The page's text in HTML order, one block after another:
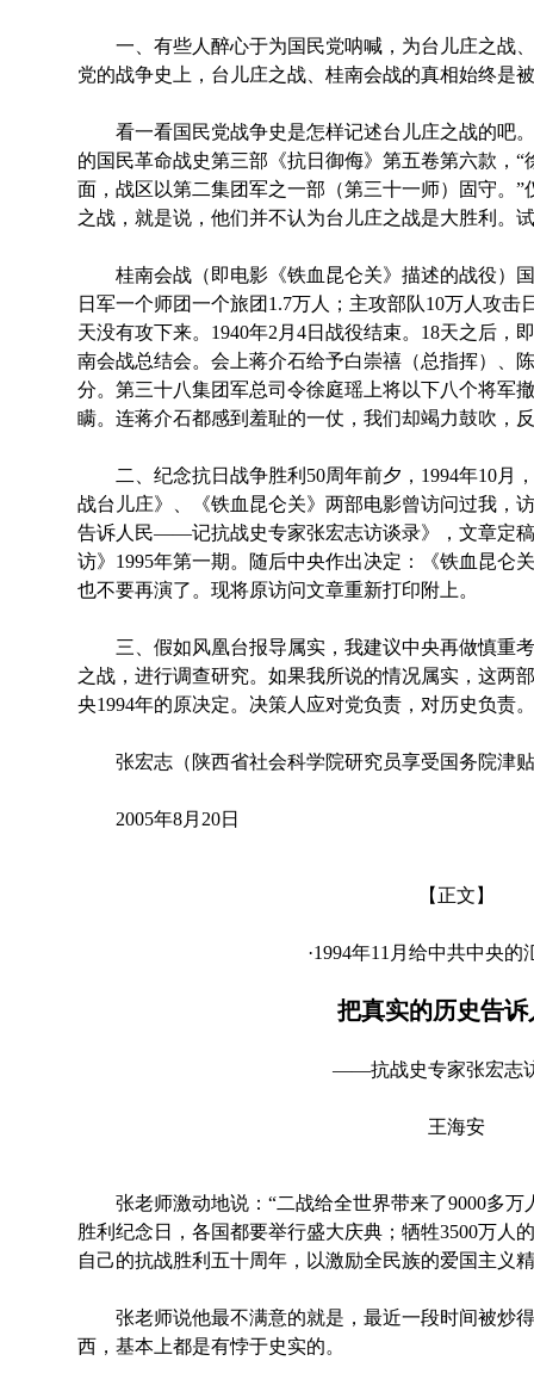
一、有些人醉心于为国民党呐喊，为台儿庄之战、
党的战争史上，台儿庄之战、桂南会战的真相始终是
看一看国民党战争史是怎样记述台儿庄之战的吧。
的国民革命战史第三部《抗日御侮》第五卷第六款，“
面，战区以第二集团军之一部（第三十一师）固守。
之战，就是说，他们并不认为台儿庄之战是大胜利。
桂南会战（即电影《铁血昆仑关》描述的战役）国
日军一个师团一个旅团1.7万人；主攻部队10万人攻击
天没有攻下来。1940年2月4日战役结束。18天之后，
南会战总结会。会上蒋介石给予白崇禧（总指挥）、
分。第三十八集团军总司令徐庭瑶上将以下八个将军
瞒。连蒋介石都感到羞耻的一仗，我们却竭力鼓吹，
二、纪念抗日战争胜利50周年前夕，1994年10月
战台儿庄》、《铁血昆仑关》两部电影曾访问过我，
告诉人民——记抗战史专家张宏志访谈录》，文章定
访》1995年第一期。随后中央作出决定：《铁血昆仑
也不要再演了。现将原访问文章重新打印附上。
三、假如风凰台报导属实，我建议中央再做慎重考
之战，进行调查研究。如果我所说的情况属实，这两
央1994年的原决定。决策人应对党负责，对历史负责
张宏志（陕西省社会科学院研究员享受国务院津
2005年8月20日
【正文】
·1994年11月给中共中央的
把真实的历史告诉
——抗战史专家张宏志
王海安
张老师激动地说：“二战给全世界带来了9000多万
胜利纪念日，各国都要举行盛大庆典；牺牲3500万人
自己的抗战胜利五十周年，以激励全民族的爱国主义
张老师说他最不满意的就是，最近一段时间被炒得
西，基本上都是有悖于史实的。